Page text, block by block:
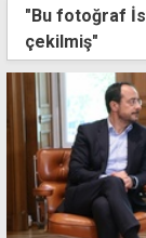
"Bu fotoğraf
çekilmiş"